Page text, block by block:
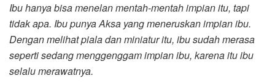
Ibu hanya bisa menelan mentah-mentah impian itu, tapi
tidak apa. Ibu punya Aksa yang meneruskan impian ibu.
Dengan melihat piala dan miniatur itu, ibu sudah merasa
seperti sedang menggenggam impian ibu, karena itu ibu
selalu merawatnya.